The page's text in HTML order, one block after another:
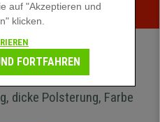
Aktion ansehen -
dicke Polsterung, Farbe
auf "Akzeptieren und
klicken.
FORTFAHREN